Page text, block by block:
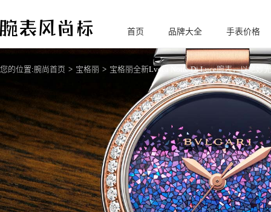
腕
表风尚标
首页 品牌大全 手表价格
您的位置:腕尚首页 宝格丽 宝格丽全新Lvcea Notte Di Luce腕表，以绝妙